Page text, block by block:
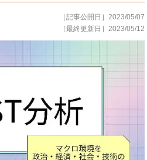
［記事公開日］2023/05/07
［最終更新日］2023/05/12